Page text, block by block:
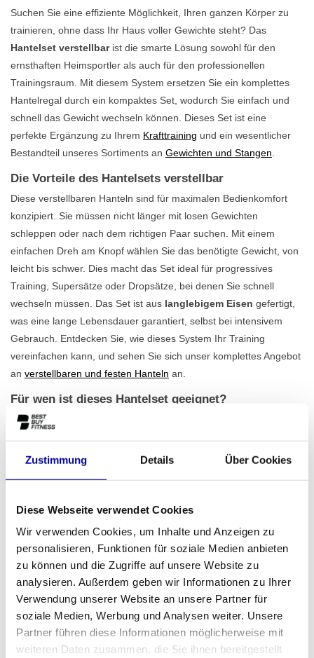
Zustimmung Details Über Cookies
Diese Webseite verwendet Cookies
Wir verwenden Cookies, um Inhalte und Anzeigen zu
personalisieren, Funktionen für soziale Medien anbieten
zu können und die Zugriffe auf unsere Website zu
analysieren. Außerdem geben wir Informationen zu Ihrer
Verwendung unserer Website an unsere Partner für
soziale Medien, Werbung und Analysen weiter. Unsere
Partner führen diese Informationen möglicherweise mit
weiteren Daten zusammen, die Sie ihnen bereitgestellt
Suchen Sie eine effiziente Möglichkeit, Ihren ganzen Körper zu
trainieren, ohne dass Ihr Haus voller Gewichte steht? Das
Hantelset verstellbarist die smarte Lösung sowohl für den
ernsthaften Heimsportler als auch für den professionellen
Trainingsraum. Mit diesem System ersetzen Sie ein komplettes
Hantelregal durch ein kompaktes Set, wodurch Sie einfach und
schnell das Gewicht wechseln können. Dieses Set ist eine
perfekte Ergänzung zu Ihrem Krafttraining und ein wesentlicher
Bestandteil unseres Sortiments an Gewichten und Stangen
Die Vorteile des Hantelsets verstellbar
Diese verstellbaren Hanteln sind für maximalen Bedienkomfort
konzipiert. Sie müssen nicht länger mit losen Gewichten
schleppen oder nach dem richtigen Paar suchen. Mit einem
einfachen Dreh am Knopf wählen Sie das benötigte Gewicht, von
leicht bis schwer. Dies macht das Set ideal für progressives
Training, Supersätze oder Dropsätze, bei denen Sie schnell
wechseln müssen. Das Set ist aus langlebigem Eisen gefertigt,
was eine lange Lebensdauer garantiert, selbst bei intensivem
Gebrauch. Entdecken Sie, wie dieses System Ihr Training
vereinfachen kann, und sehen Sie sich unser komplettes Angebot
an verstellbaren und festen Hanteln an.
Für wen ist dieses Hantelset geeignet?
Dank des cleveren, platzsparenden Designs ist das Hantelset
schaffen Sie im Handumdrehen ein komplettes Home-Gym, ohne
kosteneffiziente und praktische Lösung. Sie bieten Ihren Kunden
komplette Einrichtung für Ihre professionellen Räumlichkeiten?
Dann sehen Sie sich unsere
geschäftlichen Fitnesslösungen
einschließlich Kauf-, Leasing- und Mietoptionen.
Ihr Training beginnt bei Best Buy Fitness
Mit über 28 Jahren Erfahrung wissen wir genau, was für ein gutes